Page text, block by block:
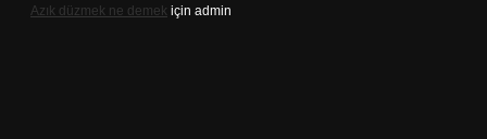
Azık düzmek ne demek için admin